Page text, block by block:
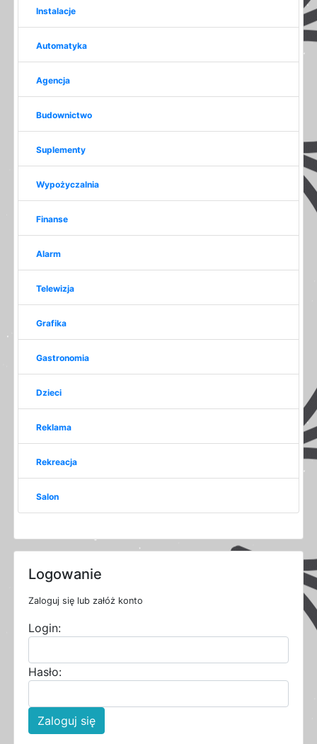
Instalacje
Automatyka
Agencja
Budownictwo
Suplementy
Wypożyczalnia
Finanse
Alarm
Telewizja
Grafika
Gastronomia
Dzieci
Reklama
Rekreacja
Salon
Logowanie
Zaloguj się lub załóż konto
Login:
Hasło:
Zaloguj się